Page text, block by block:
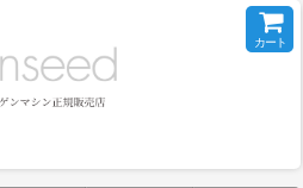
カート